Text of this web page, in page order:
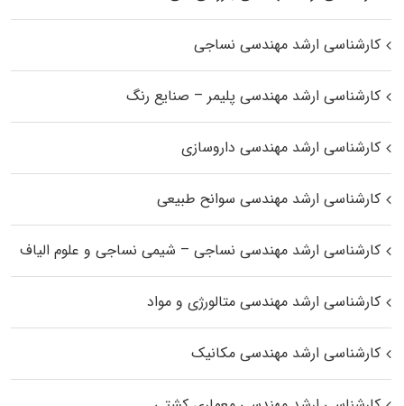
کارشناسی ارشد مهندسی نساجی
کارشناسی ارشد مهندسی پلیمر – صنایع رنگ
کارشناسی ارشد مهندسی داروسازی
کارشناسی ارشد مهندسی سوانح طبیعی
کارشناسی ارشد مهندسی نساجی – شیمی نساجی و علوم الیاف
کارشناسی ارشد مهندسی متالورژی و مواد
کارشناسی ارشد مهندسی مکانیک